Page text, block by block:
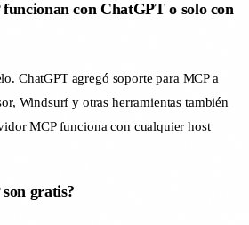
con ChatGPT o solo con
ChatGPT agregó soporte para MCP a
Windsurf y otras herramientas también
MCP funciona con cualquier host
gratis?